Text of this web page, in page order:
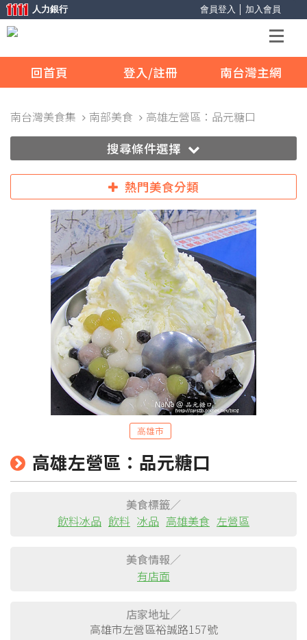
會員登入 加入會員
人力銀行
粉絲團 Line@ IG
回首頁 登入/註冊 南台灣主網
南台灣美食集 南部美食 高雄左營區：品元糖口
搜尋條件選擇
熱門美食分類
高雄市
高雄左營區：品元糖口
美食標籤／
飲料冰品 飲料 冰品 高雄美食 左營區
美食情報／
有店面
店家地址／
高雄市左營區裕誠路157號